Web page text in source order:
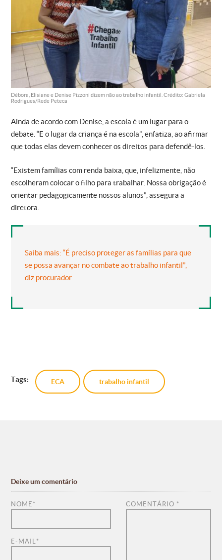
Débora, Elisiane e Denise Pizzoni dizem não ao trabalho infantil. Crédito: Gabriela
Rodrigues/Rede Peteca
Ainda de acordo com Denise, a escola é um lugar para o
debate. “E o lugar da criança é na escola”, enfatiza, ao afirmar
que todas elas devem conhecer os direitos para defendê-los.
“Existem famílias com renda baixa, que, infelizmente, não
escolheram colocar o filho para trabalhar. Nossa obrigação é
orientar pedagogicamente nossos alunos”, assegura a
diretora.
Saiba mais: “É preciso proteger as famílias para que
se possa avançar no combate ao trabalho infantil”,
diz procurador.
Tags: ECA trabalho infantil
Deixe um comentário
COMENTÁRIO *
NOME *
E-MAIL *